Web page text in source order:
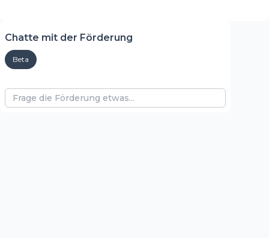
Chatte mit der Förderung
Beta